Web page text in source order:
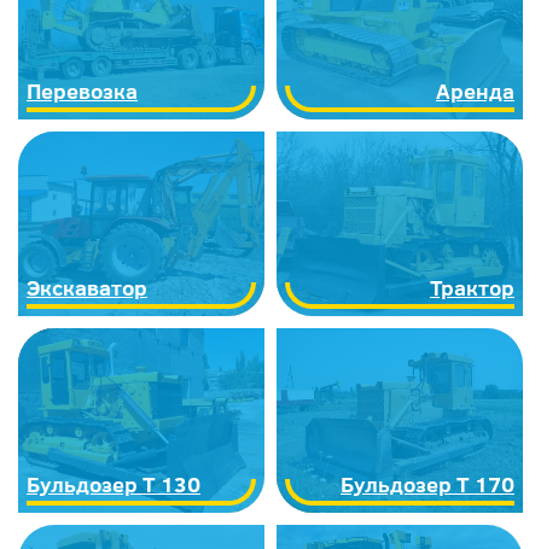
Перевозка Аренда
Экскаватор Трактор
Бульдозер Т 130 Бульдозер Т 170